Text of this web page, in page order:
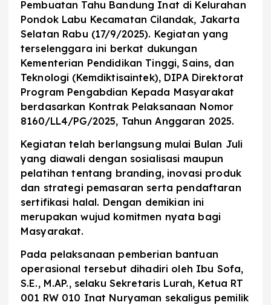
Pembuatan Tahu Bandung Inat di Kelurahan
Pondok Labu Kecamatan Cilandak, Jakarta
Selatan Rabu (17/9/2025). Kegiatan yang
terselenggara ini berkat dukungan
Kementerian Pendidikan Tinggi, Sains, dan
Teknologi (Kemdiktisaintek), DIPA Direktorat
Program Pengabdian Kepada Masyarakat
berdasarkan Kontrak Pelaksanaan Nomor
8160/LL4/PG/2025, Tahun Anggaran 2025.
Kegiatan telah berlangsung mulai Bulan Juli
yang diawali dengan sosialisasi maupun
pelatihan tentang branding, inovasi produk
dan strategi pemasaran serta pendaftaran
sertifikasi halal. Dengan demikian ini
merupakan wujud komitmen nyata bagi
Masyarakat.
Pada pelaksanaan pemberian bantuan
operasional tersebut dihadiri oleh Ibu Sofa,
S.E., M.AP., selaku Sekretaris Lurah, Ketua RT
001 RW 010 Inat Nuryaman sekaligus pemilik